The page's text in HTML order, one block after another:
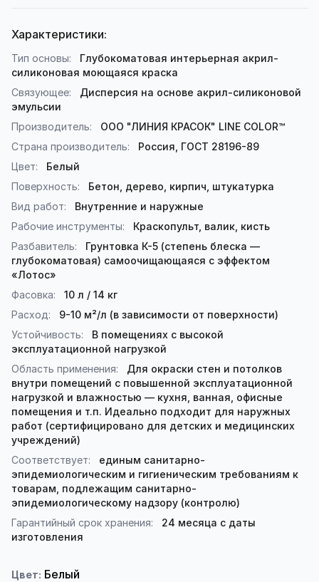
Характеристики:
Тип основы:
Глубокоматовая интерьерная акрил-
силиконовая моющаяся краска
Связующее:
Дисперсия на основе акрил-силиконовой
эмульсии
Производитель:
ООО "ЛИНИЯ КРАСОК" LINE COLOR™
Страна производитель:
Россия, ГОСТ 28196-89
Цвет:
Белый
Поверхность:
Бетон, дерево, кирпич, штукатурка
Вид работ:
Внутренние и наружные
Рабочие инструменты:
Краскопульт, валик, кисть
Разбавитель:
Грунтовка К-5 (степень блеска —
глубокоматовая) самоочищающаяся с эффектом
«Лотос»
Фасовка:
10 л / 14 кг
Расход:
9-10 м²/л (в зависимости от поверхности)
Устойчивость:
В помещениях с высокой
эксплуатационной нагрузкой
Область применения:
Для окраски стен и потолков
внутри помещений с повышенной эксплуатационной
нагрузкой и влажностью — кухня, ванная, офисные
помещения и т.п. Идеально подходит для наружных
работ (сертифицировано для детских и медицинских
учреждений)
Соответствует:
единым санитарно-
эпидемиологическим и гигиеническим требованиям к
товарам, подлежащим санитарно-
эпидемиологическому надзору (контролю)
Гарантийный срок хранения:
24 месяца с даты
изготовления
Цвет: Белый